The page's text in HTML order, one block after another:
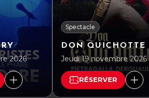
2026
Spectacle
DON QUICHOTTE
Jeudi 19 novembre 2026
RÉSERVER